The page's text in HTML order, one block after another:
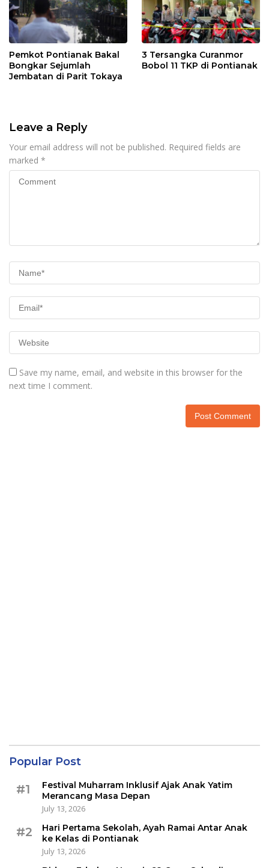
Pemkot Pontianak Bakal
Bongkar Sejumlah
Jembatan di Parit Tokaya
3 Tersangka Curanmor
Bobol 11 TKP di Pontianak
Leave a Reply
Your email address will not be published. Required fields are
marked *
Save my name, email, and website in this browser for the
next time I comment.
Popular Post
#1
Festival Muharram Inklusif Ajak Anak Yatim
Merancang Masa Depan
July 13, 2026
#2
Hari Pertama Sekolah, Ayah Ramai Antar Anak
ke Kelas di Pontianak
July 13, 2026